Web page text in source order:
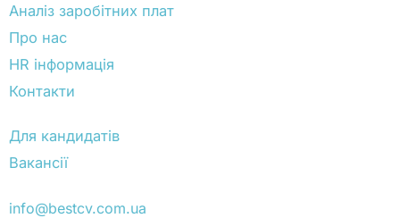
Аналіз заробітних плат
Про нас
HR інформація
Контакти
Для кандидатів
Вакансії
info@bestcv.com.ua